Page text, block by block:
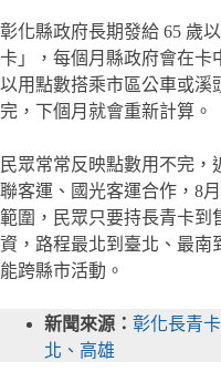
彰化縣政府長期發給 65 歲
卡」，每個月縣政府會在卡
以用點數搭乘市區公車或溪
完，下個月就會重新計算。
民眾常常反映點數用不完
聯客運、國光客運合作，8
範圍，民眾只要持長青卡到
資，路程最北到臺北、最南
能跨縣市活動。
新聞來源： 彰化長青
北、高雄